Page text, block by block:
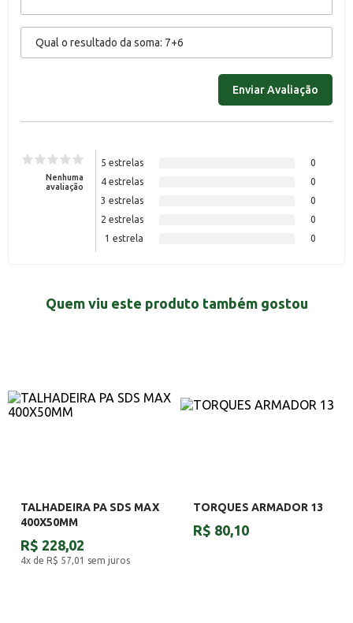
Nenhuma
avaliação
5 estrelas
0
4 estrelas
0
3 estrelas
0
2 estrelas
0
1 estrela
0
Quem viu este produto também gostou
TALHADEIRA PA SDS MAX
400X50MM
R$ 228,02
4x de R$ 57,01 sem juros
TORQUES ARMADOR 13
R$ 80,10